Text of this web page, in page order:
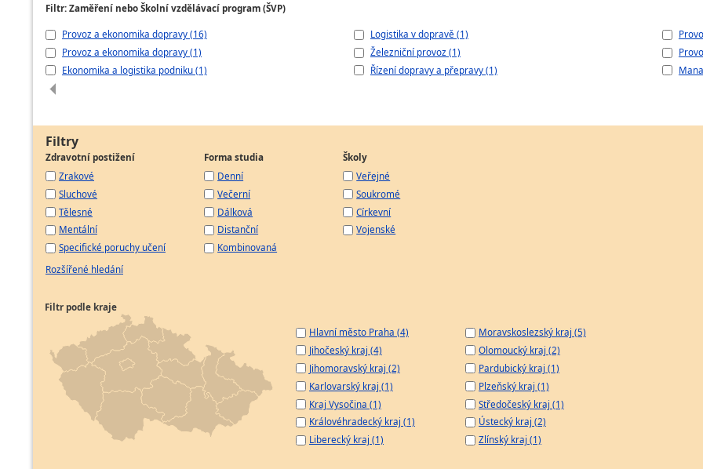
Filtr: Zaměření nebo Školní vzdělávací program (ŠVP)
Provoz a ekonomika dopravy (16)
Provoz a ekonomika dopravy (1)
Ekonomika a logistika podniku (1)
Logistika v dopravě (1)
Železniční provoz (1)
Řízení dopravy a přepravy (1)
Filtry
Zdravotní postižení
Zrakové
Sluchové
Tělesné
Mentální
Specifické poruchy učení
Forma studia
Denní
Večerní
Dálková
Distanční
Kombinovaná
Školy
Veřejné
Soukromé
Církevní
Vojenské
Rozšířené hledání
Filtr podle kraje
Hlavní město Praha (4)
Jihočeský kraj (4)
Jihomoravský kraj (2)
Karlovarský kraj (1)
Kraj Vysočina (1)
Královéhradecký kraj (1)
Liberecký kraj (1)
Moravskoslezský kraj (5)
Olomoucký kraj (2)
Pardubický kraj (1)
Plzeňský kraj (1)
Středočeský kraj (1)
Ústecký kraj (2)
Zlínský kraj (1)